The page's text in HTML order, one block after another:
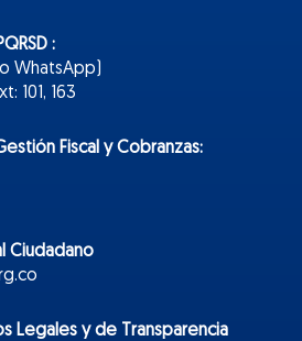
:
WhatsApp)
101, 163
Fiscal y Cobranzas:
Ciudadano
Legales y de Transparencia